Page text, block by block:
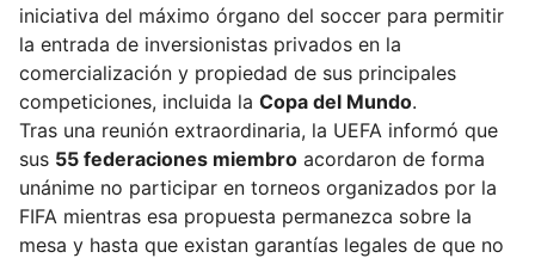
iniciativa del máximo órgano del soccer para permitir
la entrada de inversionistas privados en la
comercialización y propiedad de sus principales
competiciones, incluida la Copa del Mundo.
Tras una reunión extraordinaria, la UEFA informó que
sus 55 federaciones miembro acordaron de forma
unánime no participar en torneos organizados por la
FIFA mientras esa propuesta permanezca sobre la
mesa y hasta que existan garantías legales de que no